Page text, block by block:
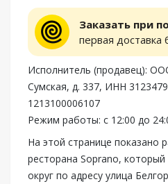
Заказать при
первая доставка
Исполнитель (продавец):
Сумская, д. 337, ИНН
1213100006107
Режим работы: с 12:00 до
На этой странице показано
ресторана Soprano,
округ по адресу улица